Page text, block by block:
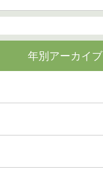
年別アーカイブ